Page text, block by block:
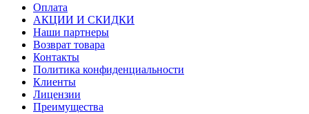
Оплата
АКЦИИ И СКИДКИ
Наши партнеры
Возврат товара
Контакты
Политика конфиденциальности
Клиенты
Лицензии
Преимущества